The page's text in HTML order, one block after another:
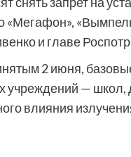
«Мегафон»,
и главе
2 июня,
— школ,
влияния